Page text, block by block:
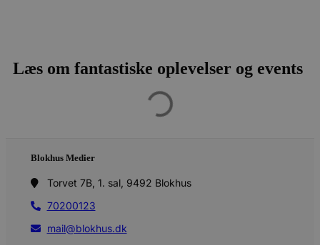
Læs om fantastiske oplevelser og events
Blokhus Medier
Torvet 7B, 1. sal, 9492 Blokhus
70200123
mail@blokhus.dk